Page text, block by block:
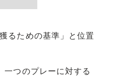
るための基準」と位置
一つのプレーに対する